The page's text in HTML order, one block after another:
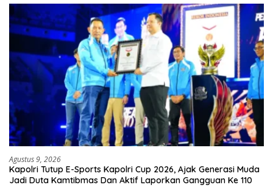
Agustus 9, 2026
Kapolri Tutup E-Sports Kapolri Cup 2026, Ajak Generasi Muda
Jadi Duta Kamtibmas Dan Aktif Laporkan Gangguan Ke 110